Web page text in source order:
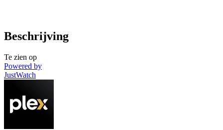
Beschrijving
Te zien op
Powered by
JustWatch